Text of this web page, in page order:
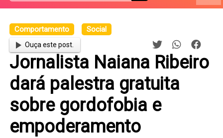
Comportamento Social
Ouça este post.
Jornalista Naiana Ribeiro
dará palestra gratuita
sobre gordofobia e
empoderamento